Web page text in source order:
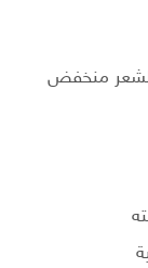
للشعر منخفض